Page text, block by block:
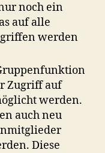
noch ein
auf alle
werden
Zugriff auf
werden.
auch neu
Diese